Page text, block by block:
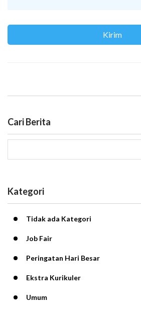
Cari Berita
Kategori
Tidak ada Kategori
Job Fair
Peringatan Hari Besar
Ekstra Kurikuler
Umum